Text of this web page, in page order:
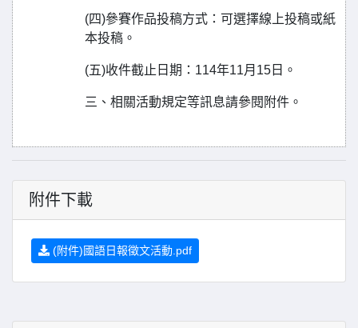
(四)參賽作品投稿方式：可選擇線上投稿或紙
本投稿。
(五)收件截止日期：114年11月15日。
三、相關活動規定等訊息請參閱附件。
附件下載
(附件)國語日報徵文活動.pdf